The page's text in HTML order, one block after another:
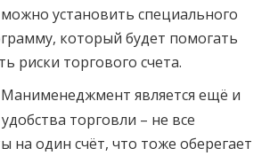
установить специального
который будет помогать
риски торгового счета.
является ещё и
торговли – не все
на один счёт, что тоже оберегает